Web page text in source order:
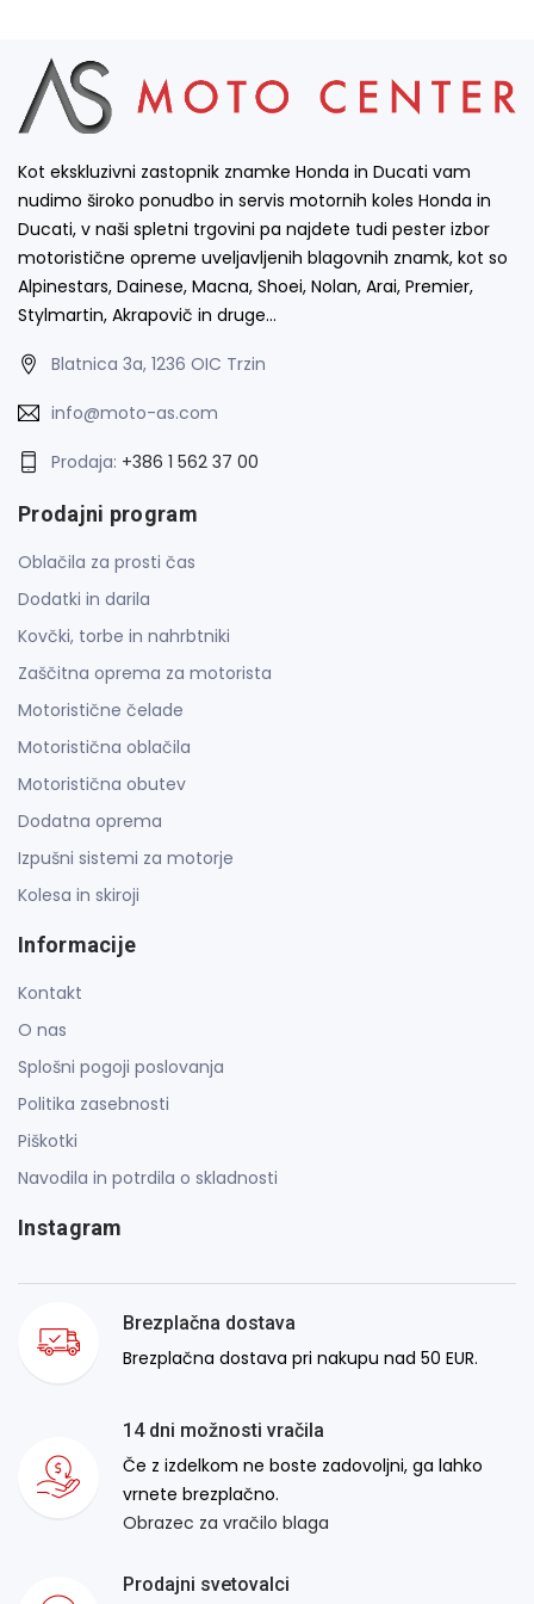
Kot ekskluzivni zastopnik znamke Honda in Ducati vam
nudimo široko ponudbo in servis motornih koles Honda in
Ducati, v naši spletni trgovini pa najdete tudi pester izbor
motoristične opreme uveljavljenih blagovnih znamk, kot so
Alpinestars, Dainese, Macna, Shoei, Nolan, Arai, Premier,
Stylmartin, Akrapovič in druge…
Blatnica 3a, 1236 OIC Trzin
info@moto-as.com
Prodaja: +386 1 562 37 00
Prodajni program
Oblačila za prosti čas
Dodatki in darila
Kovčki, torbe in nahrbtniki
Zaščitna oprema za motorista
Motoristične čelade
Motoristična oblačila
Motoristična obutev
Dodatna oprema
Izpušni sistemi za motorje
Kolesa in skiroji
Informacije
Kontakt
O nas
Splošni pogoji poslovanja
Politika zasebnosti
Piškotki
Navodila in potrdila o skladnosti
Instagram
Brezplačna dostava
Brezplačna dostava pri nakupu nad 50 EUR.
14 dni možnosti vračila
Če z izdelkom ne boste zadovoljni, ga lahko
vrnete brezplačno.
Obrazec za vračilo blaga
Prodajni svetovalci